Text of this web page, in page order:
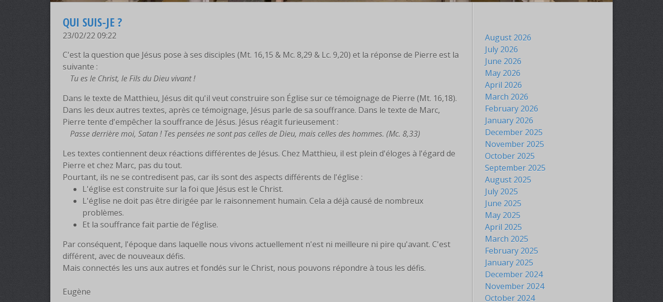
QUI SUIS-JE ?
23/02/22 09:22
C'est la question que Jésus pose à ses disciples (Mt. 16,15 & Mc. 8,29 & Lc. 9,20) et la réponse de Pierre est la
suivante :
Tu es le Christ, le Fils du Dieu vivant !
Dans le texte de Matthieu, Jésus dit qu'il veut construire son Église sur ce témoignage de Pierre (Mt. 16,18).
Dans les deux autres textes, après ce témoignage, Jésus parle de sa souffrance. Dans le texte de Marc,
Pierre tente d'empêcher la souffrance de Jésus. Jésus réagit furieusement :
Passe derrière moi, Satan ! Tes pensées ne sont pas celles de Dieu, mais celles des hommes. (Mc. 8,33)
Les textes contiennent deux réactions différentes de Jésus. Chez Matthieu, il est plein d'éloges à l'égard de
Pierre et chez Marc, pas du tout.
Pourtant, ils ne se contredisent pas, car ils sont des aspects différents de l'église :
L'église est construite sur la foi que Jésus est le Christ.
L'église ne doit pas être dirigée par le raisonnement humain. Cela a déjà causé de nombreux
problèmes.
Et la souffrance fait partie de l’église.
Par conséquent, l'époque dans laquelle nous vivons actuellement n'est ni meilleure ni pire qu'avant. C'est
différent, avec de nouveaux défis.
Mais connectés les uns aux autres et fondés sur le Christ, nous pouvons répondre à tous les défis.
Eugène
August 2026
July 2026
June 2026
May 2026
April 2026
March 2026
February 2026
January 2026
December 2025
November 2025
October 2025
September 2025
August 2025
July 2025
June 2025
May 2025
April 2025
March 2025
February 2025
January 2025
December 2024
November 2024
October 2024